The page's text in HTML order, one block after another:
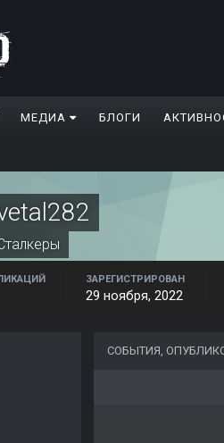
МЕДИА БЛОГИ
ЗАРЕГИСТРИРОВАН
29 ноября, 2022
СОБЫТИЯ,